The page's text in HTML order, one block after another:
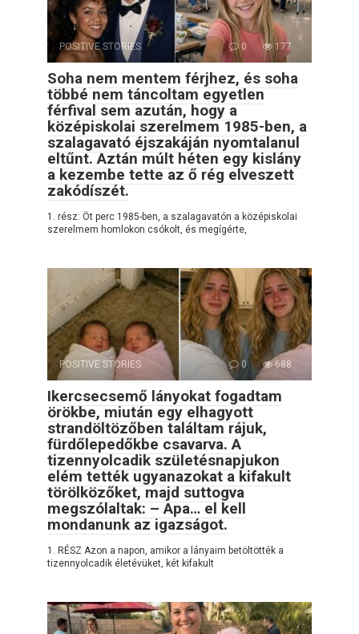
POSITIVE STORIES 0 177
Soha nem mentem férjhez, és soha
többé nem táncoltam egyetlen
férfival sem azután, hogy a
középiskolai szerelmem 1985-ben, a
szalagavató éjszakáján nyomtalanul
eltűnt. Aztán múlt héten egy kislány
a kezembe tette az ő rég elveszett
zakódíszét.
1. rész: Öt perc 1985-ben, a szalagavatón a középiskolai
szerelmem homlokon csókolt, és megígérte,
POSITIVE STORIES 0 688
Ikercsecsemő lányokat fogadtam
örökbe, miután egy elhagyott
strandöltözőben találtam rájuk,
fürdőlepedőkbe csavarva. A
tizennyolcadik születésnapjukon
elém tették ugyanazokat a kifakult
törölközőket, majd suttogva
megszólaltak: – Apa… el kell
mondanunk az igazságot.
1. RÉSZ Azon a napon, amikor a lányaim betöltötték a
tizennyolcadik életévüket, két kifakult